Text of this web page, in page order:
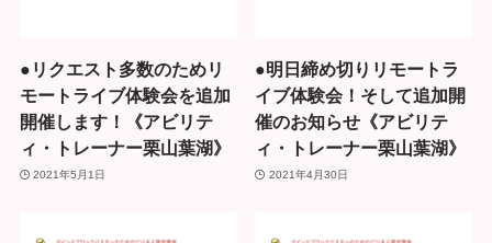
●リクエスト多数のためリ
モートライブ体験会を追加
開催します！《アビリテ
ィ・トレーナー栗山葉湖》
2021年5月1日
●明日締め切りリモートラ
イブ体験会！そして追加開
催のお知らせ《アビリテ
ィ・トレーナー栗山葉湖》
2021年4月30日